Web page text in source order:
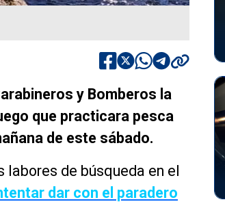
y Bomberos la
que practicara pesca
de este sábado.
labores de búsqueda en el
dar con el paradero